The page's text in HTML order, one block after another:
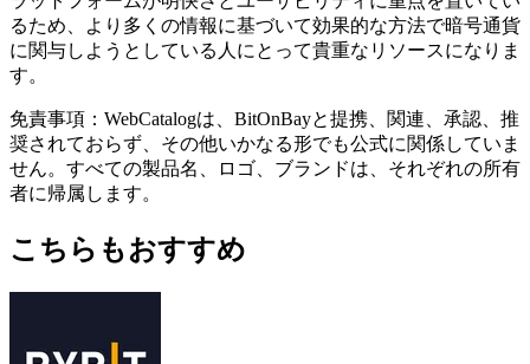
るため、より多くの情報に基づいて効果的な方法で暗号通貨
に関与しようとしている人にとって貴重なリソースになりま
す。
免責事項：WebCatalogは、BitOnBayと提携、関連、承認、推
奨されておらず、その他いかなる形でも公式に関係していま
せん。すべての製品名、ロゴ、ブランドは、それぞれの所有
者に帰属します。
こちらもおすすめ